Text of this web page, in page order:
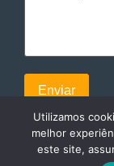
Utilizamos
melhor
este site,